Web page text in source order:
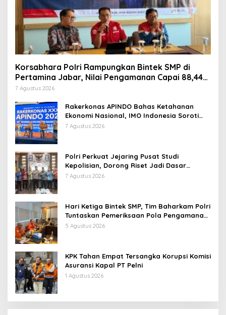
Korsabhara Polri Rampungkan Bintek SMP di
Pertamina Jabar, Nilai Pengamanan Capai 88,44
Persen
7 Agustus 2026
Rakerkonas APINDO Bahas Ketahanan
Ekonomi Nasional, IMO Indonesia Soroti
Pentingnya Kolaborasi Lintas Sektor
7 Agustus 2026
Polri Perkuat Jejaring Pusat Studi
Kepolisian, Dorong Riset Jadi Dasar
Kebijakan dan Inovasi
7 Agustus 2026
Hari Ketiga Bintek SMP, Tim Baharkam Polri
Tuntaskan Pemeriksaan Pola Pengamanan
Pertamina Patra Niaga Jabar
5 Agustus 2026
KPK Tahan Empat Tersangka Korupsi Komisi
Asuransi Kapal PT Pelni
1 Agustus 2026